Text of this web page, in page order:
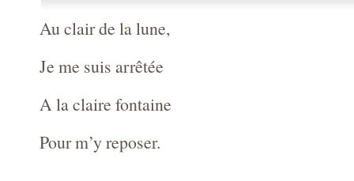
Au clair de la lune,
Je me suis arrêtée
A la claire fontaine
Pour m’y reposer.